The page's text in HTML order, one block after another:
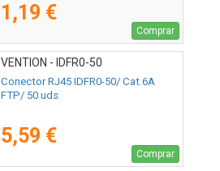
1,19 €
Comprar
VENTION - IDFR0-50
Conector RJ45 IDFR0-50/ Cat.6A
FTP/ 50 uds
5,59 €
Comprar